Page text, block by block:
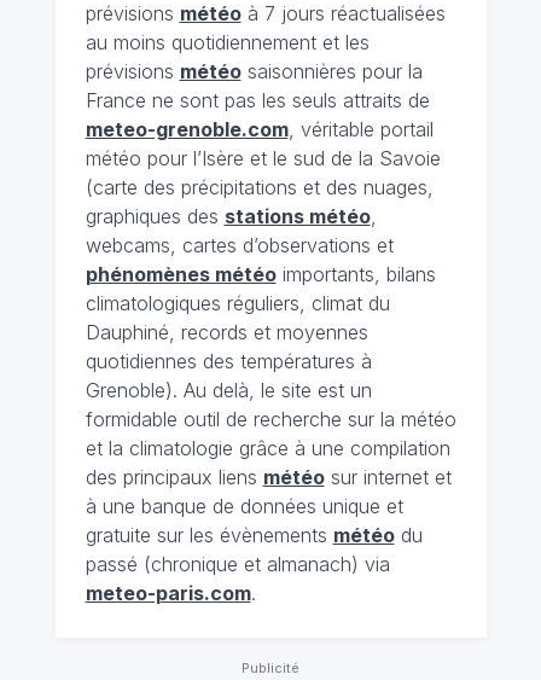
prévisions météoà 7 jours réactualisées
au moins quotidiennement et les
prévisions météosaisonnières pour la
France ne sont pas les seuls attraits de
meteo-grenoble.com, véritable portail
météo pour l’Isère et le sud de la Savoie
(carte des précipitations et des nuages,
graphiques des stations météo,
webcams, cartes d’observations et
phénomènes météoimportants, bilans
climatologiques réguliers, climat du
Dauphiné, records et moyennes
quotidiennes des températures à
Grenoble). Au delà, le site est un
formidable outil de recherche sur la météo
et la climatologie grâce à une compilation
des principaux liens météosur internet et
à une banque de données unique et
gratuite sur les évènements météodu
passé (chronique et almanach) via
meteo-paris.com.